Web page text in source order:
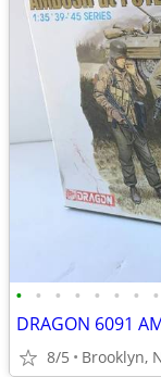
• • • • • • • •
8/5 Brooklyn,